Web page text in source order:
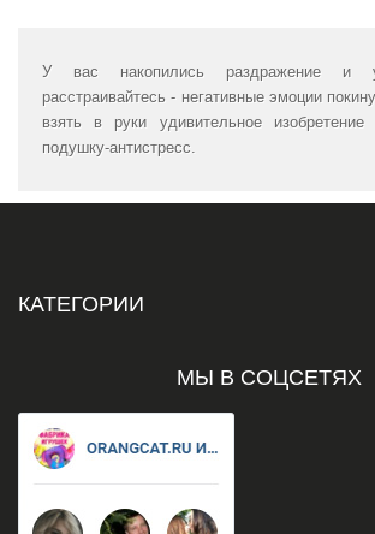
У вас накопились раздражение и
расстраивайтесь - негативные эмоции
взять в руки удивительное
подушку-антистресс.
КАТЕГОРИИ
МЫ В СОЦСЕТЯХ